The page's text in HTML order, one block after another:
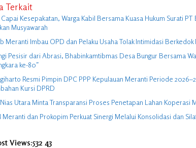
Terkait
Kesepakatan, Warga Kabil Bersama Kuasa Hukum Surati
Musyawarah
Meranti Imbau OPD dan Pelaku Usaha Tolak Intimidasi
Pesisir dari Abrasi, Bhabinkamtibmas Desa Bungur Bersama
ke-80″
Resmi Pimpin DPC PPP Kepulauan Meranti Periode
Kursi DPRD
Utara Minta Transparansi Proses Penetapan Lahan Koperasi
Meranti dan Prokopim Perkuat Sinergi Melalui Konsolidasi dan
Views:532 43